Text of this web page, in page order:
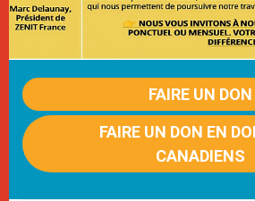
FAIRE UN DON
FAIRE UN DON EN
CANADIENS